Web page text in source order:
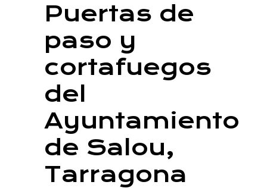
Puertas de
paso y
cortafuegos
del
Ayuntamiento
de Salou,
Tarragona